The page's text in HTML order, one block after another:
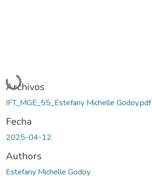
Cargando...
Archivos
IFT_MGE_55_Estefany Michelle Godoy.pdf
Fecha
2025-04-12
Authors
Estefany Michelle Godoy